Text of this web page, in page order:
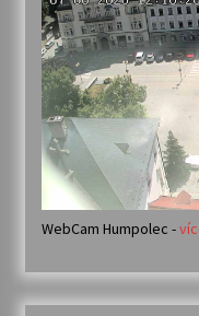
WebCam Humpolec -